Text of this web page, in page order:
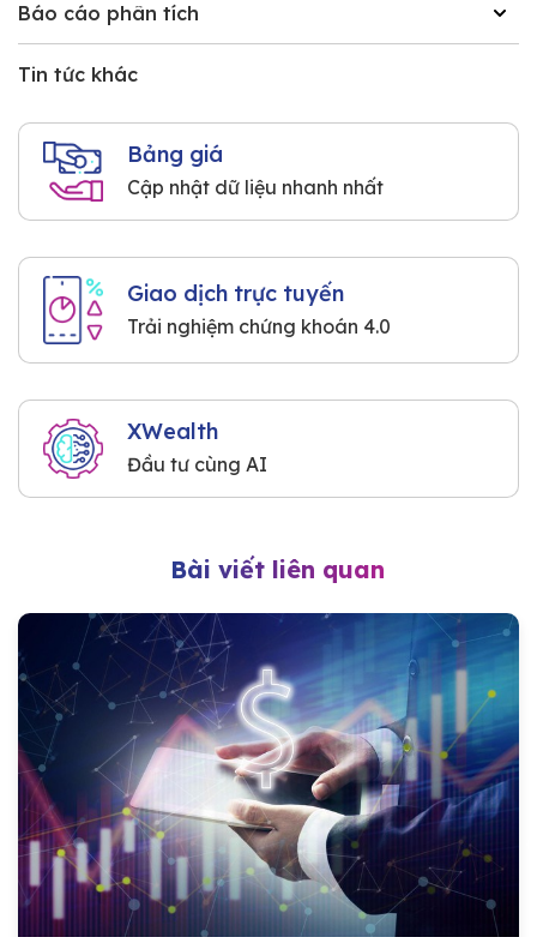
Báo cáo phân tích
Tin tức khác
Bảng giá
Cập nhật dữ liệu nhanh nhất
Giao dịch trực tuyến
Trải nghiệm chứng khoán 4.0
XWealth
Đầu tư cùng AI
Bài viết liên quan